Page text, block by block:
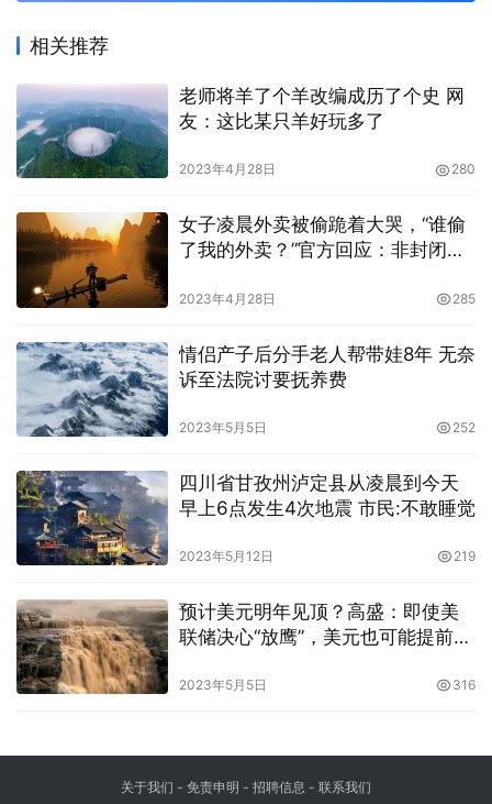
相关推荐
老师将羊了个羊改编成历了个史 网
友：这比某只羊好玩多了
2023年4月28日 280
女子凌晨外卖被偷跪着大哭，“谁偷
了我的外卖？”官方回应：非封闭小
2023年4月28日 285
情侣产子后分手老人帮带娃8年 无奈
诉至法院讨要抚养费
2023年5月5日 252
四川省甘孜州泸定县从凌晨到今天
早上6点发生4次地震 市民:不敢睡觉
2023年5月12日 219
预计美元明年见顶？高盛：即使美
联储决心“放鹰”，美元也可能提前走
2023年5月5日 316
关于我们 - 免责申明 - 招聘信息 - 联系我们